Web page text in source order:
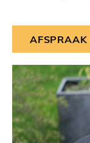
AFSPRAAK